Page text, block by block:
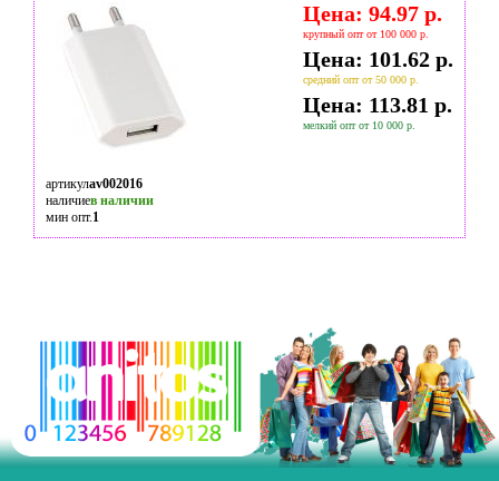
Цена: 94.97 р.
крупный опт от 100 000 р.
Цена: 101.62 р.
средний опт от 50 000 р.
Цена: 113.81 р.
мелкий опт от 10 000 р.
артикулav002016
наличиев наличии
мин опт.1